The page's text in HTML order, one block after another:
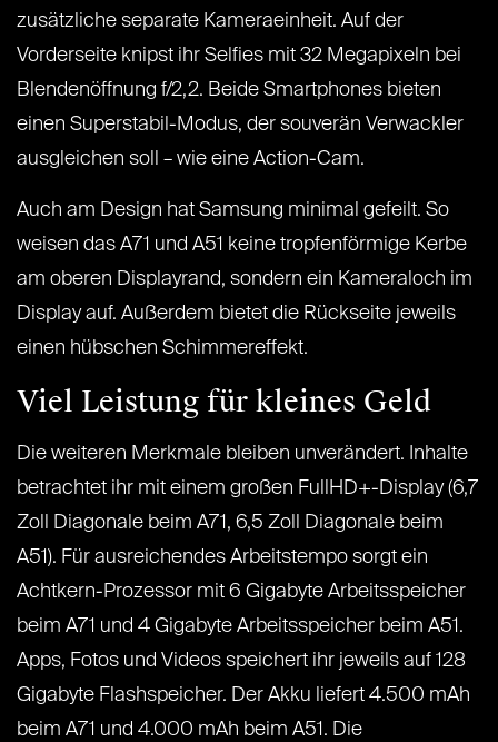
zusätzliche separate Kameraeinheit. Auf der
Vorderseite knipst ihr Selfies mit 32 Megapixeln bei
Blendenöffnung f/2,2. Beide Smartphones bieten
einen Superstabil-Modus, der souverän Verwackler
ausgleichen soll – wie eine Action-Cam.
Auch am Design hat Samsung minimal gefeilt. So
weisen das A71 und A51 keine tropfenförmige Kerbe
am oberen Displayrand, sondern ein Kameraloch im
Display auf. Außerdem bietet die Rückseite jeweils
einen hübschen Schimmereffekt.
Viel Leistung für kleines Geld
Die weiteren Merkmale bleiben unverändert. Inhalte
betrachtet ihr mit einem großen FullHD+-Display (6,7
Zoll Diagonale beim A71, 6,5 Zoll Diagonale beim
A51). Für ausreichendes Arbeitstempo sorgt ein
Achtkern-Prozessor mit 6 Gigabyte Arbeitsspeicher
beim A71 und 4 Gigabyte Arbeitsspeicher beim A51.
Apps, Fotos und Videos speichert ihr jeweils auf 128
Gigabyte Flashspeicher. Der Akku liefert 4.500 mAh
beim A71 und 4.000 mAh beim A51. Die